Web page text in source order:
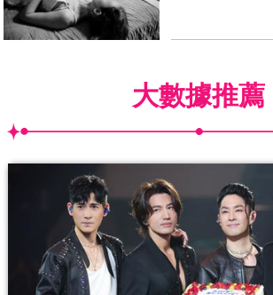
大數據推薦